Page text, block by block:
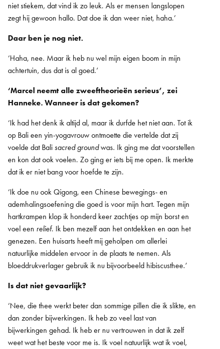
niet stiekem, dat vind ik zo leuk. Als er mensen langslopen
zegt hij gewoon hallo. Dat doe ik dan weer niet, haha.’
Daar ben je nog niet.
‘Haha, nee. Maar ik heb nu wel mijn eigen boom in mijn
achtertuin, dus dat is al goed.’
‘Marcel neemt alle zweeftheorieën serieus’, zei
Hanneke. Wanneer is dat gekomen?
‘Ik had het denk ik altijd al, maar ik durfde het niet aan. Tot ik
op Bali een yin-yogavrouw ontmoette die vertelde dat zij
voelde dat Bali sacred groundwas. Ik ging me dat voorstellen
en kon dat ook voelen. Zo ging er iets bij me open. Ik merkte
dat ik er niet bang voor hoefde te zijn.
‘Ik doe nu ook Qigong, een Chinese bewegings- en
ademhalingsoefening die goed is voor mijn hart. Tegen mijn
hartkrampen klop ik honderd keer zachtjes op mijn borst en
voel een relief. Ik ben mezelf aan het ontdekken en aan het
genezen. Een huisarts heeft mij geholpen om allerlei
natuurlijke middelen ervoor in de plaats te nemen. Als
bloeddrukverlager gebruik ik nu bijvoorbeeld hibiscusthee.’
Is dat niet gevaarlijk?
‘Nee, die thee werkt beter dan sommige pillen die ik slikte, en
dan zonder bijwerkingen. Ik heb zo veel last van
bijwerkingen gehad. Ik heb er nu vertrouwen in dat ik zelf
weet wat het beste voor me is. Ik voel natuurlijk wat ik voel,